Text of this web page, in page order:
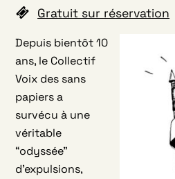
Gratuit sur réservation
Depuis bientôt 10
ans, le Collectif
Voix des sans
papiers a
survécu à une
véritable
“odyssée”
d’expulsions,